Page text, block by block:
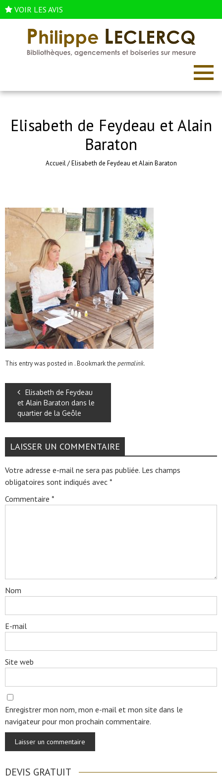
VOIR LES AVIS
Elisabeth de Feydeau et Alain
Baraton
Accueil/Elisabeth de Feydeau et Alain Baraton
This entry was posted in . Bookmark the permalink.
Elisabeth de Feydeau
et Alain Baraton dans le
quartier de la Geôle
LAISSER UN COMMENTAIRE
Votre adresse e-mail ne sera pas publiée. Les champs
obligatoires sont indiqués avec *
Commentaire *
Nom
E-mail
Site web
Enregistrer mon nom, mon e-mail et mon site dans le
navigateur pour mon prochain commentaire.
DEVIS GRATUIT